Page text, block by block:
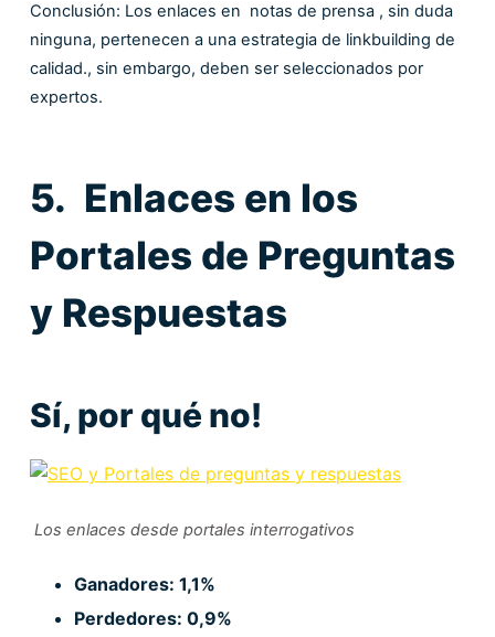
Conclusión: Los enlaces en notas de prensa , sin duda
ninguna, pertenecen a una estrategia de linkbuilding de
calidad., sin embargo, deben ser seleccionados por
expertos.
5. Enlaces en los
Portales de Preguntas
y Respuestas
Sí, por qué no!
Los enlaces desde portales interrogativos
Ganadores: 1,1%
Perdedores: 0,9%